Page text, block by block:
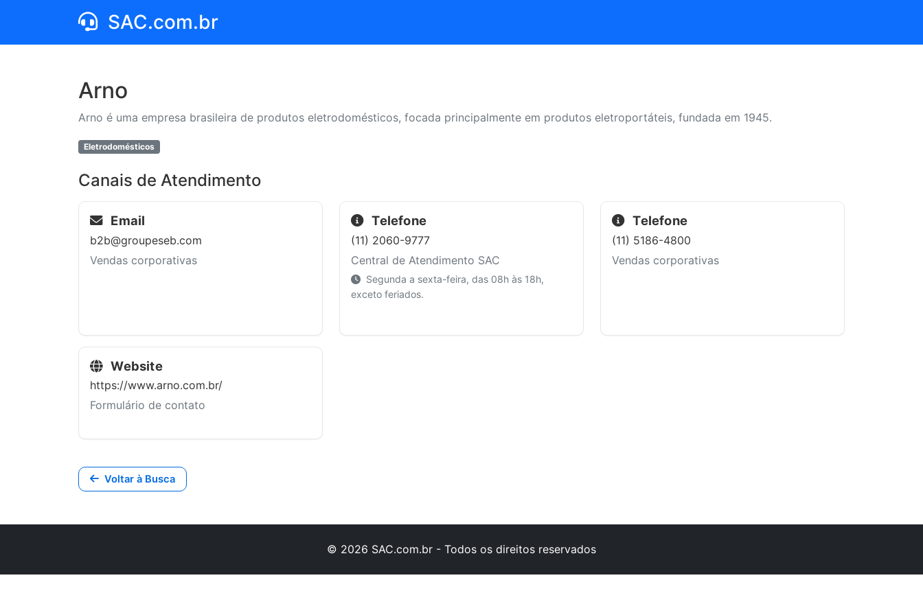
SAC.com.br
Arno
Arno é uma empresa brasileira de produtos eletrodomésticos, focada principalmente em produtos eletroportáteis, fundada em 1945.
Eletrodomésticos
Canais de Atendimento
Email
b2b@groupeseb.com
Vendas corporativas
Telefone
(11) 2060-9777
Central de Atendimento SAC
Segunda a sexta-feira, das 08h às 18h,
exceto feriados.
Telefone
(11) 5186-4800
Vendas corporativas
Website
https://www.arno.com.br/
Formulário de contato
Voltar à Busca
© 2026 SAC.com.br - Todos os direitos reservados